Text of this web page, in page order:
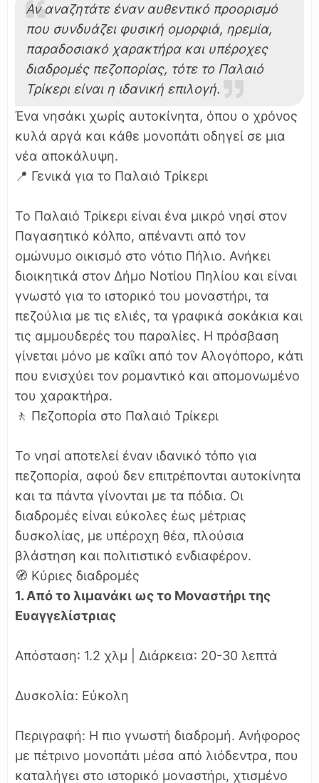
Αν αναζητάτε έναν αυθεντικό προορισμό
που συνδυάζει φυσική ομορφιά, ηρεμία,
παραδοσιακό χαρακτήρα και υπέροχες
διαδρομές πεζοπορίας, τότε το Παλαιό
Τρίκερι είναι η ιδανική επιλογή.
Ένα νησάκι χωρίς αυτοκίνητα, όπου ο χρόνος
κυλά αργά και κάθε μονοπάτι οδηγεί σε μια
νέα αποκάλυψη.
📍 Γενικά για το Παλαιό Τρίκερι
Το Παλαιό Τρίκερι είναι ένα μικρό νησί στον
Παγασητικό κόλπο, απέναντι από τον
ομώνυμο οικισμό στο νότιο Πήλιο. Ανήκει
διοικητικά στον Δήμο Νοτίου Πηλίου και είναι
γνωστό για το ιστορικό του μοναστήρι, τα
πεζούλια με τις ελιές, τα γραφικά σοκάκια και
τις αμμουδερές του παραλίες. Η πρόσβαση
γίνεται μόνο με καΐκι από τον Αλογόπορο, κάτι
που ενισχύει τον ρομαντικό και απομονωμένο
του χαρακτήρα.
🚶 Πεζοπορία στο Παλαιό Τρίκερι
Το νησί αποτελεί έναν ιδανικό τόπο για
πεζοπορία, αφού δεν επιτρέπονται αυτοκίνητα
και τα πάντα γίνονται με τα πόδια. Οι
διαδρομές είναι εύκολες έως μέτριας
δυσκολίας, με υπέροχη θέα, πλούσια
βλάστηση και πολιτιστικό ενδιαφέρον.
🧭 Κύριες διαδρομές
1. Από το λιμανάκι ως το Μοναστήρι της
Ευαγγελίστριας
Απόσταση: 1.2 χλμ | Διάρκεια: 20-30 λεπτά
Δυσκολία: Εύκολη
Περιγραφή: Η πιο γνωστή διαδρομή. Ανήφορος
με πέτρινο μονοπάτι μέσα από λιόδεντρα, που
καταλήγει στο ιστορικό μοναστήρι, χτισμένο